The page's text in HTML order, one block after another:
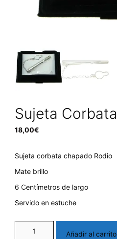
Sujeta Corbata
18,00€
Sujeta corbata chapado Rodio
Mate brillo
6 Centímetros de largo
Servido en estuche
Sujeta
Añadir al carrito